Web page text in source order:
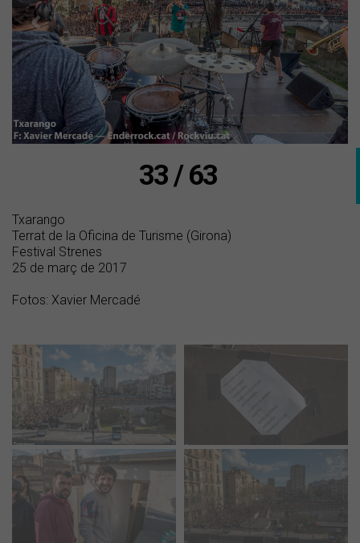
33 / 63
Txarango
Terrat de la Oficina de Turisme (Girona)
Festival Strenes
25 de març de 2017
Fotos: Xavier Mercadé